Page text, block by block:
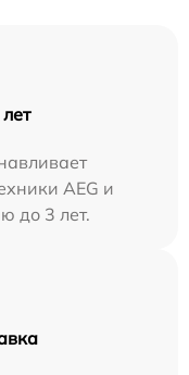
AEG и
до 3 лет.